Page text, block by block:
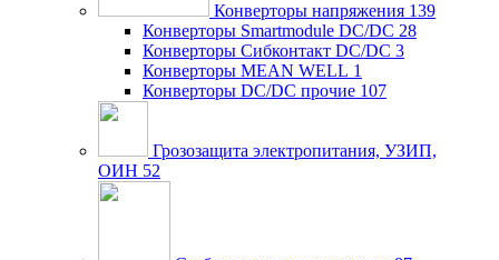
Конверторы напряжения 139
Конверторы Smartmodule DC/DC 28
Конверторы Сибконтакт DC/DC 3
Конверторы MEAN WELL 1
Конверторы DC/DC прочие 107
Грозозащита электропитания, УЗИП,
ОИН 52